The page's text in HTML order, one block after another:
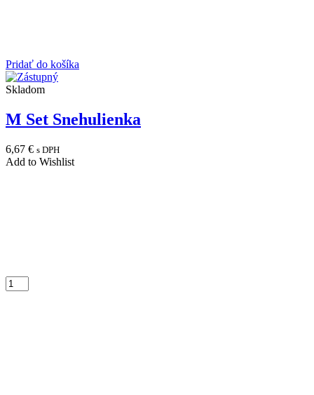
Pridať do košíka
Skladom
M Set Snehulienka
6,67 € s DPH
Add to Wishlist